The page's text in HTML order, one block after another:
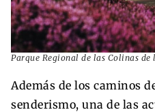
Parque Regional de las Colinas de
Además de los caminos
senderismo, una de las